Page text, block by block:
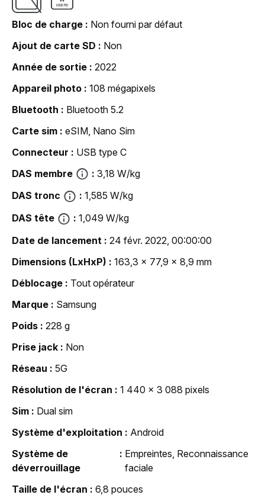
Bloc de charge
Non fourni par défaut
Ajout de carte SD
Non
Année de sortie
2022
Appareil photo
108 mégapixels
Bluetooth
Bluetooth 5.2
Carte sim
eSIM, Nano Sim
Connecteur
USB type C
DAS membre
3,18 W/kg
DAS tronc
1,585 W/kg
DAS tête
1,049 W/kg
Date de lancement
24 févr. 2022, 00:00:00
Dimensions (LxHxP)
163,3 x 77,9 x 8,9 mm
Déblocage
Tout opérateur
Marque
Samsung
Poids
228 g
Prise jack
Non
Réseau
5G
Résolution de l'écran
1 440 x 3 088 pixels
Sim
Dual sim
Système d'exploitation
Android
Système de
déverrouillage
Empreintes, Reconnaissance
faciale
Taille de l'écran
6,8 pouces